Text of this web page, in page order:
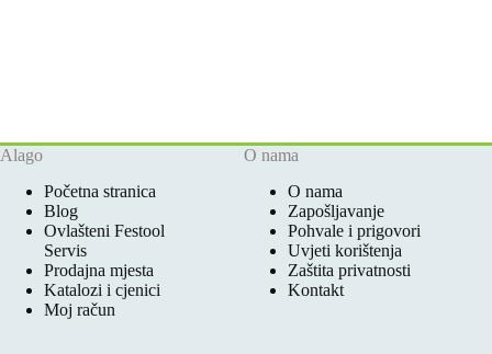
Alago
Početna stranica
Blog
Ovlašteni Festool
Servis
Prodajna mjesta
Katalozi i cjenici
Moj račun
O nama
O nama
Zapošljavanje
Pohvale i prigovori
Uvjeti korištenja
Zaštita privatnosti
Kontakt